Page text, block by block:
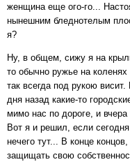
женщина еще ого-го...
нынешним бледнотелым
я?
Ну, в общем, сижу я на
то обычно ружье на
так всегда под рукою
дня назад какие-то
мимо нас по дороге, и
Вот я и решил, если
нечего тут... В конце
защищать свою